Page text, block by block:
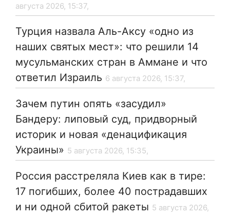
августа 2026, 15:37,
Турция назвала Аль-Аксу «одно из
наших святых мест»: что решили 14
мусульманских стран в Аммане и что
ответил Израиль 6 августа 2026, 15:37,
Зачем путин опять «засудил»
Бандеру: липовый суд, придворный
историк и новая «денацификация
Украины» 5 августа 2026, 15:35,
Россия расстреляла Киев как в тире:
17 погибших, более 40 пострадавших
и ни одной сбитой ракеты 5 августа 2026,